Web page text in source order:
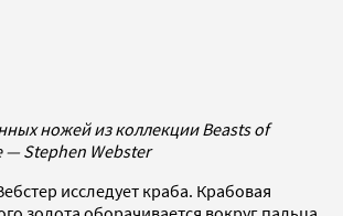
ножей из коллекции Beasts of
— Stephen Webster
исследует краба. Крабовая